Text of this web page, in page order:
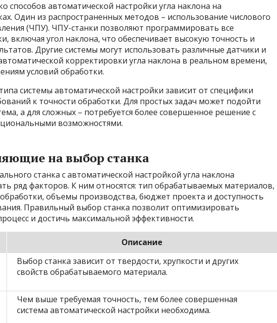
способов автоматической настройки угла наклона на
Один из распространенных методов – использование числового
(ЧПУ). ЧПУ-станки позволяют программировать все
включая угол наклона, что обеспечивает высокую точность и
Другие системы могут использовать различные датчики и
корректировки угла наклона в реальном времени,
условий обработки.
системы автоматической настройки зависит от специфики
к точности обработки. Для простых задач может подойти
а для сложных – потребуется более совершенное решение с
возможностями.
на выбор станка
станка с автоматической настройкой угла наклона
ряд факторов. К ним относятся: тип обрабатываемых материалов,
объемы производства, бюджет проекта и доступность
Правильный выбор станка позволит оптимизировать
и достичь максимальной эффективности.
Описание
Выбор станка зависит от твердости, хрупкости и других
свойств обрабатываемого материала.
Чем выше требуемая точность, тем более совершенная
система автоматической настройки необходима.